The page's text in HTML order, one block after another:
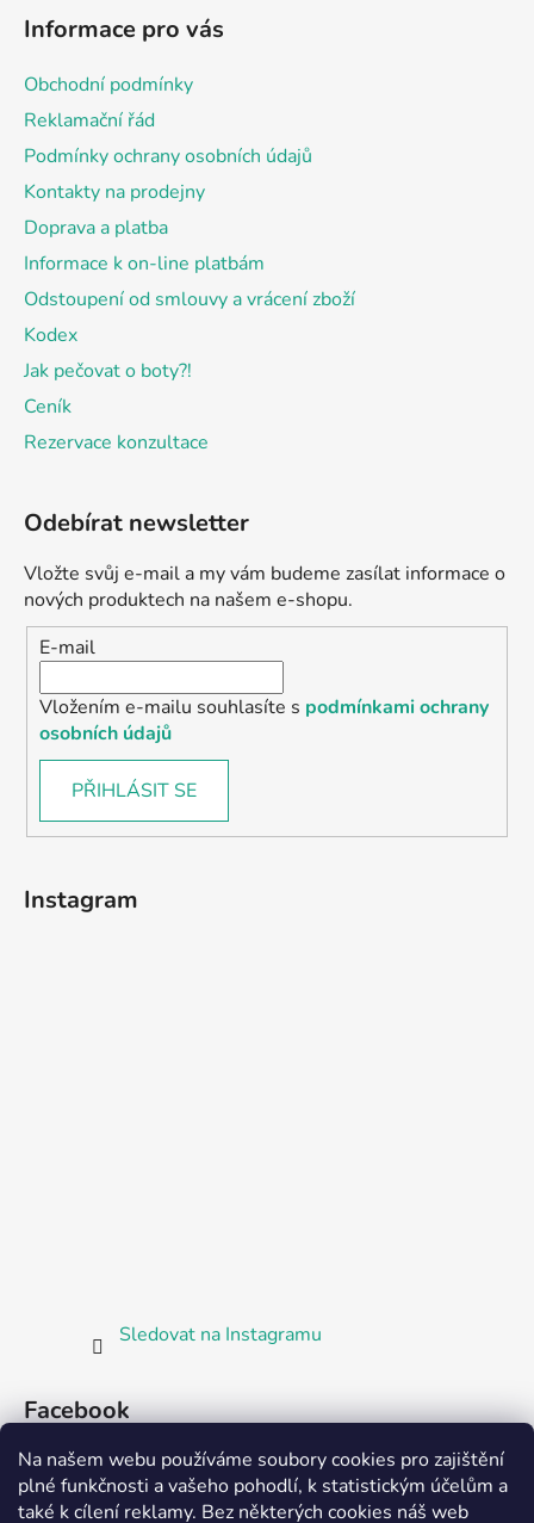
Na našem webu používáme soubory cookies pro zajištění
plné funkčnosti a vašeho pohodlí, k statistickým účelům a
také k cílení reklamy. Bez některých cookies náš web
Informace pro vás
Obchodní podmínky
Reklamační řád
Podmínky ochrany osobních údajů
Kontakty na prodejny
Doprava a platba
Informace k on-line platbám
Odstoupení od smlouvy a vrácení zboží
Kodex
Jak pečovat o boty?!
Ceník
Rezervace konzultace
Odebírat newsletter
Vložte svůj e-mail a my vám budeme zasílat informace o
nových produktech na našem e-shopu.
E-mail
Vložením e-mailu souhlasíte s podmínkami ochrany
osobních údajů
PŘIHLÁSIT SE
Instagram
Sledovat na Instagramu
Facebook